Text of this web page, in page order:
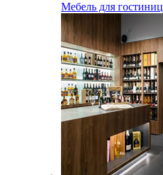
Мебель для гостиниц